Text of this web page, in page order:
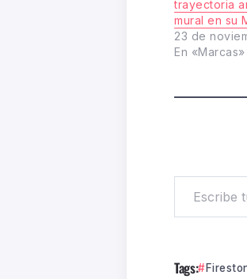
trayectoria
mural en su
23 de
En «Marcas»
Tags: